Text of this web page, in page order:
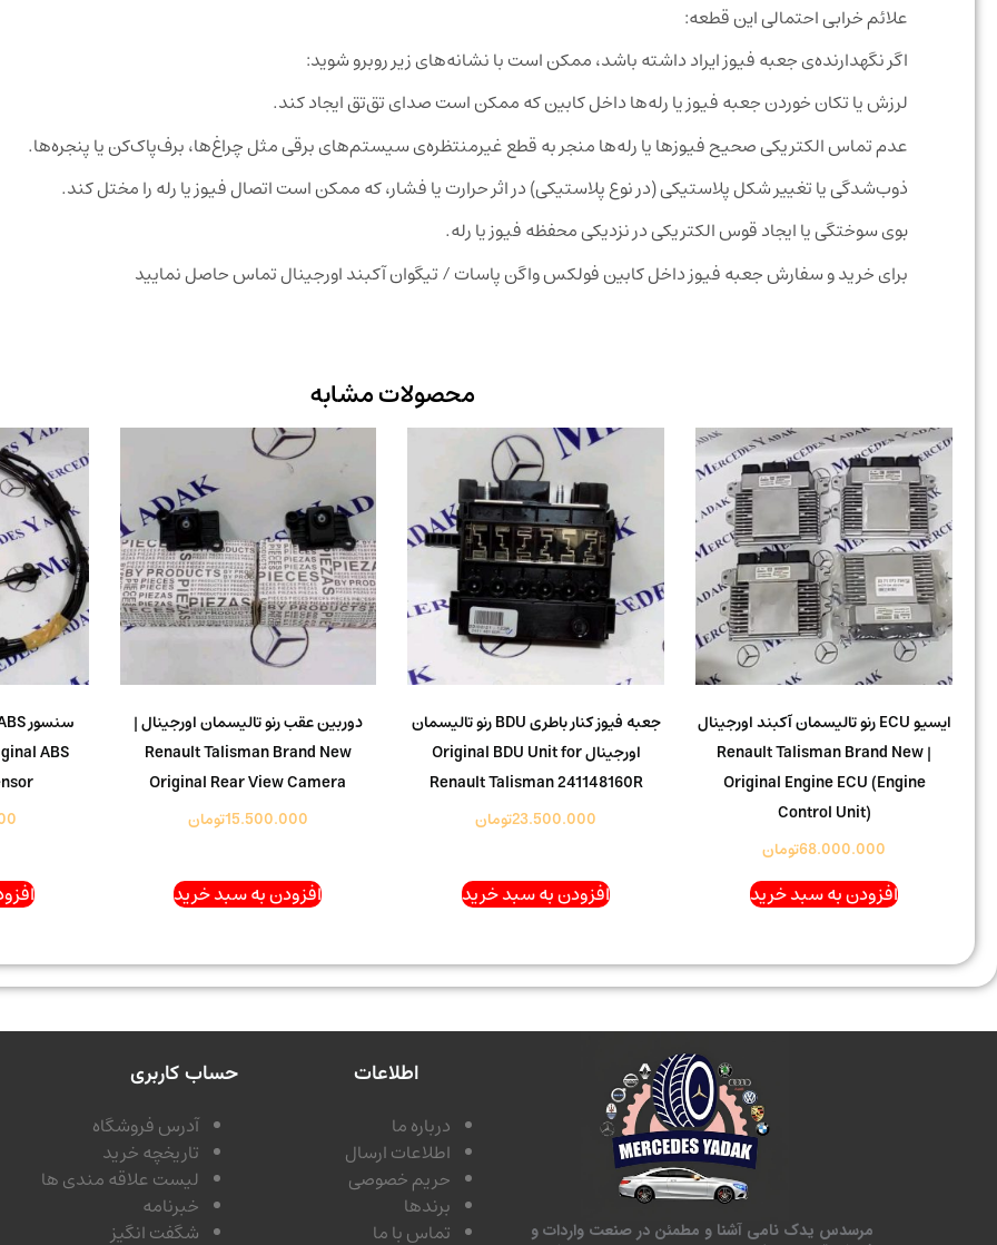
علائم خرابی احتمالی این قطعه:
اگر نگهدارنده‌ی جعبه فیوز ایراد داشته باشد، ممکن است با نشانه‌های زیر روبرو شوید:
لرزش یا تکان خوردن جعبه فیوز یا رله‌ها داخل کابین که ممکن است صدای تق‌تق ایجاد کند.
عدم تماس الکتریکی صحیح فیوزها یا رله‌ها منجر به قطع غیرمنتظره‌ی سیستم‌های برقی مثل چراغ‌ها، برف‌پاک‌کن یا پنجره‌ها.
ذوب‌شدگی یا تغییر شکل پلاستیکی (در نوع پلاستیکی) در اثر حرارت یا فشار، که ممکن است اتصال فیوز یا رله را مختل کند.
بوی سوختگی یا ایجاد قوس الکتریکی در نزدیکی محفظه فیوز یا رله.
برای خرید و سفارش جعبه فیوز داخل کابین فولکس واگن پاسات / تیگوان آکبند اورجینال تماس حاصل نمایید
محصولات مشابه
ایسیو ECU رنو تالیسمان آکبند اورجینال
| Renault Talisman Brand New
Original Engine ECU (Engine
Control Unit)
68.000.000تومان
افزودن به سبد خرید
جعبه فیوز کنار باطری BDU رنو تالیسمان
اورجینال Original BDU Unit for
Renault Talisman 241148160R
23.500.000تومان
افزودن به سبد خرید
دوربین عقب رنو تالیسمان اورجینال |
Renault Talisman Brand New
Original Rear View Camera
15.500.000تومان
افزودن به سبد خرید
ABS
مرسدس یدک نامی آشنا و مطمئن در صنعت واردات و
اطلاعات
درباره ما
اطلاعات ارسال
حریم خصوصی
برندها
تماس با ما
حساب کاربری
آدرس فروشگاه
تاریخچه خرید
لیست علاقه مندی ها
خبرنامه
شگفت انگیز